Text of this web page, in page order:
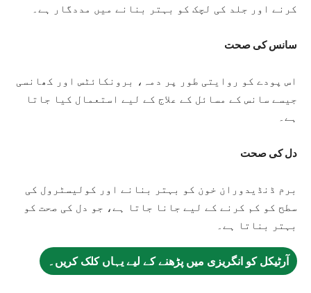
کرنے اور جلد کی لچک کو بہتر بنانے میں مددگار ہے۔
سانس کی صحت
اس پودے کو روایتی طور پر دمہ، برونکائٹس اور کھانسی
جیسے سانس کے مسائل کے علاج کے لیے استعمال کیا جاتا
ہے۔
دل کی صحت
برم ڈنڈیدوران خون کو بہتر بنانے اور کولیسٹرول کی
سطح کو کم کرنے کے لیے جانا جاتا ہے، جو دل کی صحت کو
بہتر بناتا ہے۔
آرٹیکل کو انگریزی میں پڑھنے کے لیے یہاں کلک کریں۔